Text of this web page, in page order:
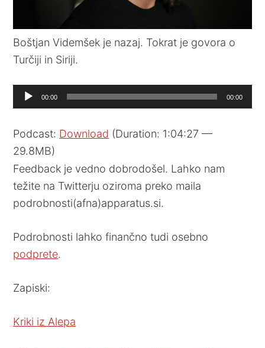
Boštjan Videmšek je nazaj. Tokrat je govora o
Turčiji in Siriji.
Audio
Player
00:00 00:00
Podcast: Download (Duration: 1:04:27 —
29.8MB)
Feedback je vedno dobrodošel. Lahko nam
težite na Twitterju oziroma preko maila
podrobnosti(afna)apparatus.si.
Podrobnosti lahko finančno tudi osebno
podprete.
Zapiski:
Kriki iz Alepa